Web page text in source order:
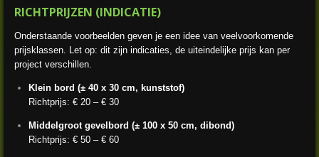
RICHTPRIJZEN (INDICATIE)
Onderstaande voorbeelden geven je een idee van veelvoorkomende
prijsklassen. Let op: dit zijn indicaties, de uiteindelijke prijs kan per
project verschillen.
Klein bord (± 40 x 30 cm, kunststof)
Richtprijs: € 20 – € 30
Middelgroot gevelbord (± 100 x 50 cm, dibond)
Richtprijs: € 50 – € 60